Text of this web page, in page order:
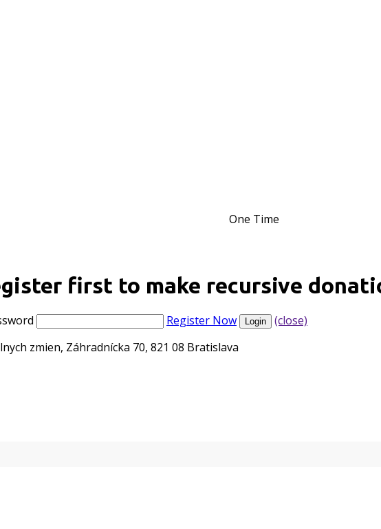
One Time
first to make recursive
Register Now
(close)
zmien, Záhradnícka 70, 821 08 Bratislava